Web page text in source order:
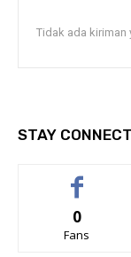
Tidak ada kiriman
STAY
0
Fans